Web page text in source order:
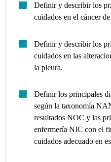
Definir y describir los
cuidados en el cáncer
Definir y describir los
cuidados en las
la pleura.
Definir los principales
según la taxonomía
resultados NOC y las
enfermería NIC con el
cuidados adecuado en